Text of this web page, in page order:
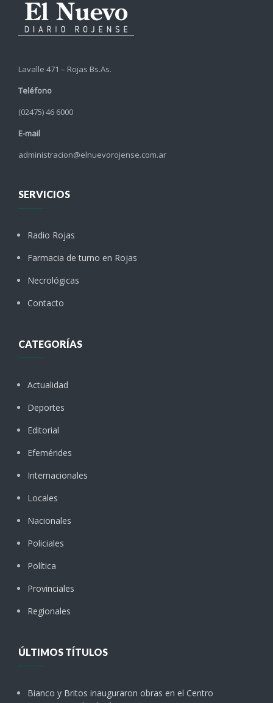
Lavalle 471 – Rojas Bs.As.
Teléfono
(02475) 46 6000
E-mail
administracion@elnuevorojense.com.ar
SERVICIOS
Radio Rojas
Farmacia de turno en Rojas
Necrológicas
Contacto
CATEGORÍAS
Actualidad
Deportes
Editorial
Efemérides
Internacionales
Locales
Nacionales
Policiales
Política
Provinciales
Regionales
ÚLTIMOS TÍTULOS
Bianco y Britos inauguraron obras en el Centro